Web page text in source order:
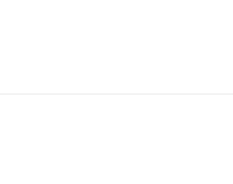
mit dem 1950 gefundenen
genossen werden, bevor es gegen
bis Mittwoch, 25.Juni, 16 Uhr